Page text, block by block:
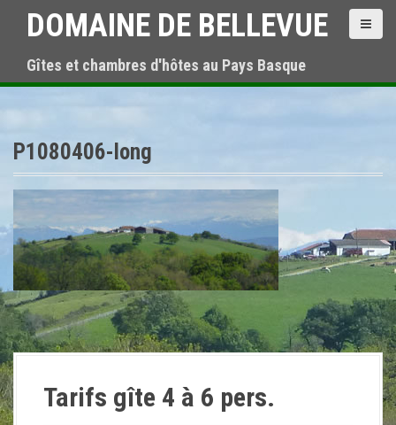
r
n
r
i
n
c
i
p
a
l
DOMAINE DE BELLEVUE
Gîtes et chambres d'hôtes au Pays Basque
P1080406-long
Tarifs gîte 4 à 6 pers.